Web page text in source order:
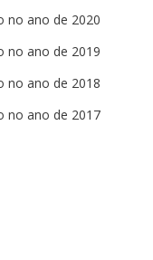
no ano de 2020
no ano de 2019
no ano de 2018
no ano de 2017